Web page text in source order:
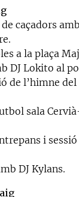
caçadors
a la plaça
DJ Lokito al
de l’himne
sala
i
DJ Kylans.